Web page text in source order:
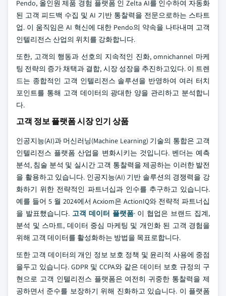
Pendo, 올인원 제품 경험 플랫폼 인 Zelta AI를 인수하여 자동화
된 고객 피드백 수집 및 AI 기반 통찰력을 전문으로하는 스타트
업. 이 움직임은 AI 혁신에 대한 Pendo의 약속을 나타내며 고객
인텔리전스 산업의 위치를 강화합니다.
또한, 고객의 행동과 선호의 지속적인 진화, omnichannel 마케
팅 전략의 증가 채택과 결합, 시장 성장을 추진하고있다. 이 트렌
드는 종합적인 고객 인텔리전스 솔루션을 반영하여 여러 터치
포인트를 통해 고객 데이터의 광대한 양을 관리하고 분석합니
다.
고객 정보 플랫폼 시장 인기 상품
인공지능(AI)과 머신러닝(Machine Learning) 기술의 통합은 고객
인텔리전스 플랫폼 산업을 변화시키는 것입니다. 벤더는 예측
분석, 침술 분석 및 실시간 고객 통찰력을 제공하는 이러한 발전
을 활용하고 있습니다. 인공지능(AI) 기반 솔루션의 경쟁력을 강
화하기 위한 전략적인 파트너십과 인수를 추구하고 있습니다.
예를 들어 5 월 2024에서 Acxiom은 ActionIQ와 전략적 파트너십
을 발표했습니다. 고객 데이터 플랫폼· 이 협업은 브랜드 집계,
분석 및 스마트, 데이터 중심 마케팅 및 개인화 된 고객 경험을
위해 고객 데이터를 활성화하는 방법을 목표로합니다.
또한 고객 데이터의 개인 정보 보호 정책 및 윤리적 사용에 중점
을두고 있습니다. GDPR 및 CCPA와 같은 데이터 보호 규정의 구
현으로 고객 인텔리전스 플랫폼은 여전히 귀중한 통찰력을 제
공하면서 준수를 보장하기 위해 진화하고 있습니다. 이 플랫폼